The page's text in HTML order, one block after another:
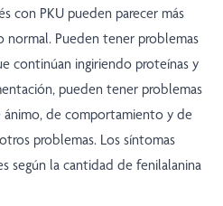
con PKU pueden parecer más
Pueden tener problemas
continúan ingiriendo proteínas y
pueden tener problemas
de comportamiento y de
problemas. Los síntomas
según la cantidad de fenilalanina